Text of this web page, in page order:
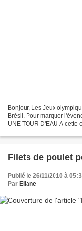
Bonjour, Les Jeux
Brésil. Pour marquer
UNE TOUR D'EAU A cette
Filets de poulet
Publié le 26/11/2010 à
Par Eliane